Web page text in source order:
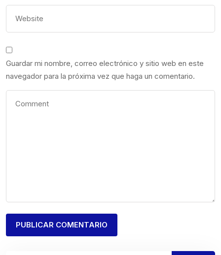
Guardar mi nombre, correo electrónico y sitio web en este
navegador para la próxima vez que haga un comentario.